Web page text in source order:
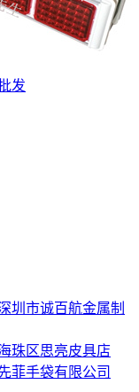
发
圳市诚百航金属制
珠区思亮皮具店
菲手袋有限公司